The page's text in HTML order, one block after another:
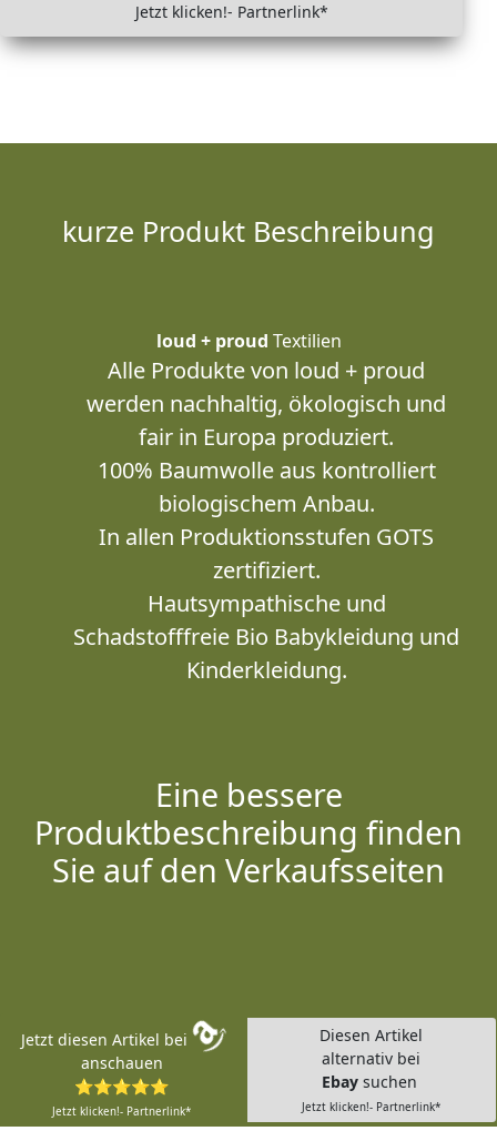
Jetzt klicken!- Partnerlink*
kurze Produkt Beschreibung
loud + proud Textilien
Alle Produkte von loud + proud
werden nachhaltig, ökologisch und
fair in Europa produziert.
100% Baumwolle aus kontrolliert
biologischem Anbau.
In allen Produktionsstufen GOTS
zertifiziert.
Hautsympathische und
Schadstofffreie Bio Babykleidung und
Kinderkleidung.
Eine bessere
Produktbeschreibung finden
Sie auf den Verkaufsseiten
Jetzt diesen Artikel bei
anschauen
⭐⭐⭐⭐⭐
Jetzt klicken!- Partnerlink*
Diesen Artikel
alternativ bei
Ebay suchen
Jetzt klicken!- Partnerlink*